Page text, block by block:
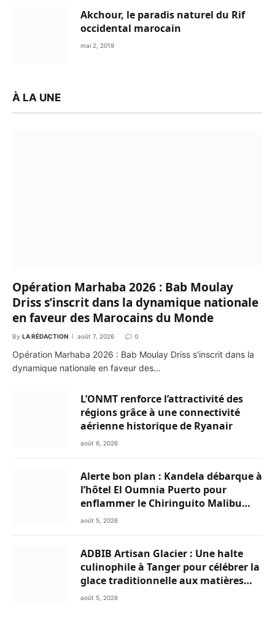
Akchour, le paradis naturel du Rif
occidental marocain
mai 2, 2019
À LA UNE
Opération Marhaba 2026 : Bab Moulay
Driss s’inscrit dans la dynamique nationale
en faveur des Marocains du Monde
By LA RÉDACTION août 7, 2026 0
Opération Marhaba 2026 : Bab Moulay Driss s’inscrit dans la
dynamique nationale en faveur des…
L’ONMT renforce l’attractivité des
régions grâce à une connectivité
aérienne historique de Ryanair
août 6, 2026
Alerte bon plan : Kandela débarque à
l’hôtel El Oumnia Puerto pour
enflammer le Chiringuito Malibu
Club
août 5, 2026
ADBIB Artisan Glacier : Une halte
culinophile à Tanger pour célébrer la
glace traditionnelle aux matières
premières de choix
août 5, 2026